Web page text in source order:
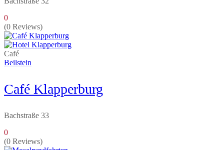
0
(0 Reviews)
Café
Beilstein
Café Klapperburg
Bachstraße 33
0
(0 Reviews)